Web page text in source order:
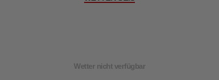
Wetter nicht verfügbar